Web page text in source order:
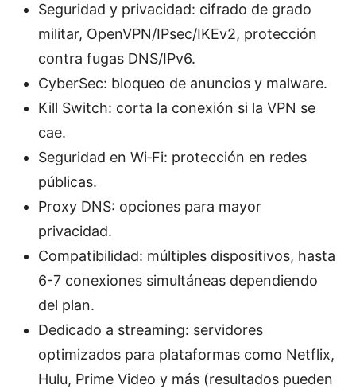
Seguridad y privacidad: cifrado de grado
militar, OpenVPN/IPsec/IKEv2, protección
contra fugas DNS/IPv6.
CyberSec: bloqueo de anuncios y malware.
Kill Switch: corta la conexión si la VPN se
cae.
Seguridad en Wi‑Fi: protección en redes
públicas.
Proxy DNS: opciones para mayor
privacidad.
Compatibilidad: múltiples dispositivos, hasta
6-7 conexiones simultáneas dependiendo
del plan.
Dedicado a streaming: servidores
optimizados para plataformas como Netflix,
Hulu, Prime Video y más (resultados pueden